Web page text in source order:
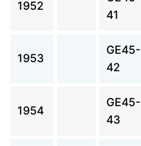
1952
41
1953
GE45-
42
1954
GE45-
43